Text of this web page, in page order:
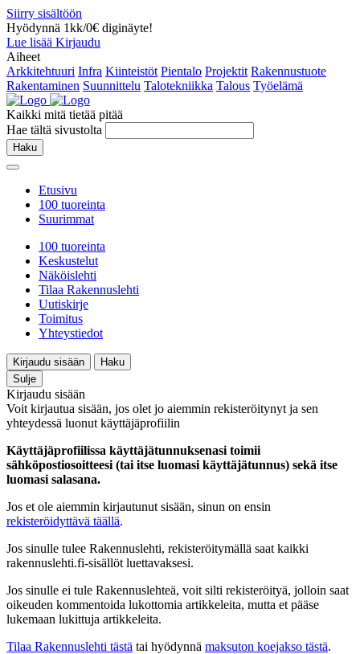
Siirry sisältöön
Hyödynnä 1kk/0€ diginäyte!
Lue lisää Kirjaudu
Aiheet
Arkkitehtuuri Infra Kiinteistöt Pientalo Projektit Rakennustuote
Rakentaminen Suunnittelu Talotekniikka Talous Työelämä
Kaikki mitä tietää pitää
Hae tältä sivustolta
Haku
Etusivu
100 tuoreinta
Suurimmat
100 tuoreinta
Keskustelut
Näköislehti
Tilaa Rakennuslehti
Uutiskirje
Toimitus
Yhteystiedot
Kirjaudu sisään
Haku
Sulje
Kirjaudu sisään
Voit kirjautua sisään, jos olet jo aiemmin rekisteröitynyt ja sen
yhteydessä luonut käyttäjäprofiilin
Käyttäjäprofiilissa käyttäjätunnuksenasi toimii
sähköpostiosoitteesi (tai itse luomasi käyttäjätunnus) sekä itse
luomasi salasana.
Jos et ole aiemmin kirjautunut sisään, sinun on ensin
rekisteröidyttävä täällä.
Jos sinulle tulee Rakennuslehti, rekisteröitymällä saat kaikki
rakennuslehti.fi-sisällöt luettavaksesi.
Jos sinulle ei tule Rakennuslehteä, voit silti rekisteröityä, jolloin saat
oikeuden kommentoida lukottomia artikkeleita, mutta et pääse
lukemaan lukittuja artikkeleita.
Tilaa Rakennuslehti tästä tai hyödynnä maksuton koejakso tästä.